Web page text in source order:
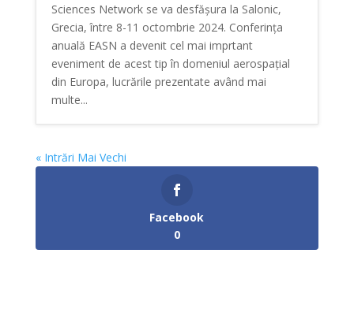
Sciences Network se va desfășura la Salonic,
Grecia, între 8-11 octombrie 2024. Conferința
anuală EASN a devenit cel mai imprtant
eveniment de acest tip în domeniul aerospațial
din Europa, lucrările prezentate având mai
multe...
« Intrări Mai Vechi
Facebook
0